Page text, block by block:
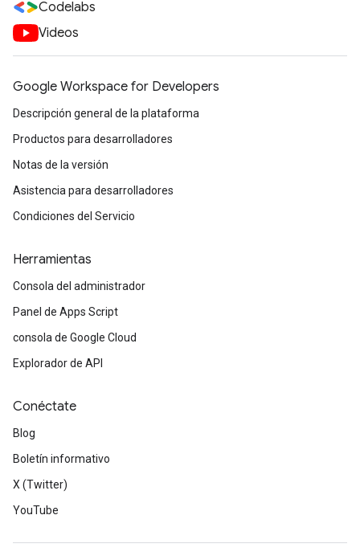
Codelabs
Videos
Google Workspace for Developers
Descripción general de la plataforma
Productos para desarrolladores
Notas de la versión
Asistencia para desarrolladores
Condiciones del Servicio
Herramientas
Consola del administrador
Panel de Apps Script
consola de Google Cloud
Explorador de API
Conéctate
Blog
Boletín informativo
X (Twitter)
YouTube